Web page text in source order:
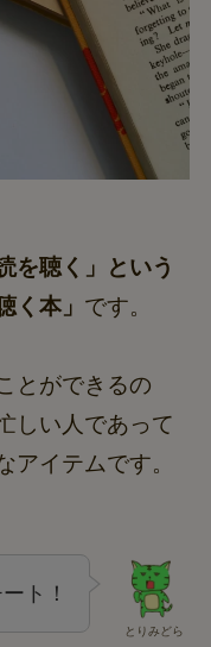
を聴く」という
く本」 です。
とができるの
しい人であって
アイテムです。
とりみどら
ト！